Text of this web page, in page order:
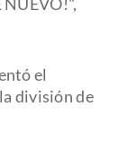
el
división de